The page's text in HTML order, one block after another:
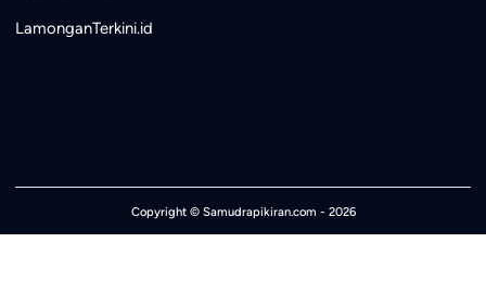
LamonganTerkini.id
Copyright © Samudrapikiran.com - 2026